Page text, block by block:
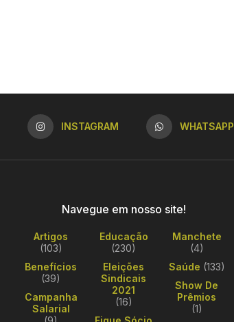
INSTAGRAM WHATSAPP
Navegue em nosso site!
Artigos
(103)
Benefícios
(39)
Campanha
Salarial
Educação
(230)
Eleições
Sindicais
2021
(16)
Manchete
(4)
Saúde (133)
Show De
Prêmios
(1)